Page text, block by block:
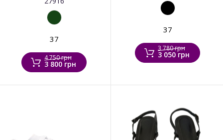
37
4 750 грн
3 800 грн
37
3 780 грн
3 050 грн